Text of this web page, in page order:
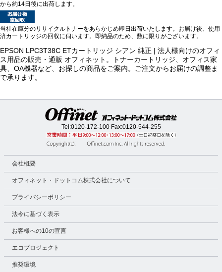
から約14日後に出荷します。
当社在庫分のリサイクルトナーをあらかじめ即日出荷いたします。お届け後、使用
済カートリッジの回収に伺います。即納品のため、数に限りがございます。
EPSON LPC3T38C ETカートリッジ シアン 純正 | 法人様向けのオフィ
ス用品の販売・通販 オフィネット。トナーカートリッジ、オフィス家
具、OA機器など、お探しの商品をご案内。ご注文からお届けの調整ま
で承ります。
Tel:0120-172-100Fax:0120-544-255
会社概要
オフィネット・ドットコム株式会社について
プライバシーポリシー
法令に基づく表示
お客様への10の宣言
エコプロジェクト
推奨環境